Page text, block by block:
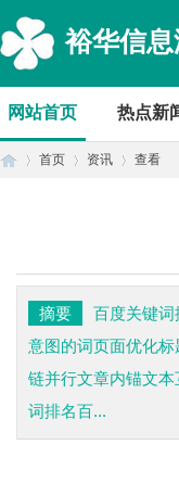
裕华信
网站首页 热点新
首页 资讯 查看
摘要
百度关键词
意图的词页面优化
链并行文章内锚文
词排名百...